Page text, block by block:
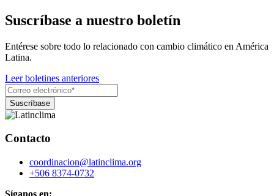
Suscríbase a nuestro boletín
Entérese sobre todo lo relacionado con cambio climático en América
Latina.
Leer boletines anteriores
Contacto
coordinacion@latinclima.org
+506 8374-0732
Síganos en: